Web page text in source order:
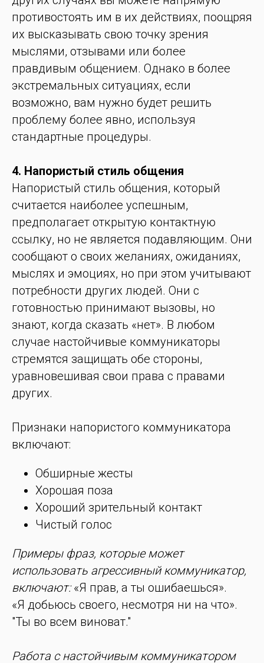
противостоять им в их действиях, поощряя
их высказывать свою точку зрения
мыслями, отзывами или более
правдивым общением. Однако в более
экстремальных ситуациях, если
возможно, вам нужно будет решить
проблему более явно, используя
стандартные процедуры.
4. Напористый стиль общения
Напористый стиль общения, который
считается наиболее успешным,
предполагает открытую контактную
ссылку, но не является подавляющим. Они
сообщают о своих желаниях, ожиданиях,
мыслях и эмоциях, но при этом учитывают
потребности других людей. Они с
готовностью принимают вызовы, но
знают, когда сказать «нет». В любом
случае настойчивые коммуникаторы
стремятся защищать обе стороны,
уравновешивая свои права с правами
других.
Признаки напористого коммуникатора
включают:
Обширные жесты
Хорошая поза
Хороший зрительный контакт
Чистый голос
Примеры фраз, которые может
использовать агрессивный коммуникатор,
включают:«Я прав, а ты ошибаешься».
«Я добьюсь своего, несмотря ни на что».
"Ты во всем виноват."
Работа с настойчивым коммуникатором